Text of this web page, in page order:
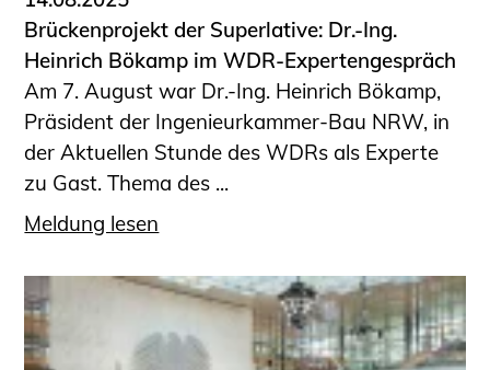
Brückenprojekt der Superlative: Dr.-Ing.
Heinrich Bökamp im WDR-Expertengespräch
Am 7. August war Dr.-Ing. Heinrich Bökamp,
Präsident der Ingenieurkammer-Bau NRW, in
der Aktuellen Stunde des WDRs als Experte
zu Gast. Thema des ...
Meldung lesen